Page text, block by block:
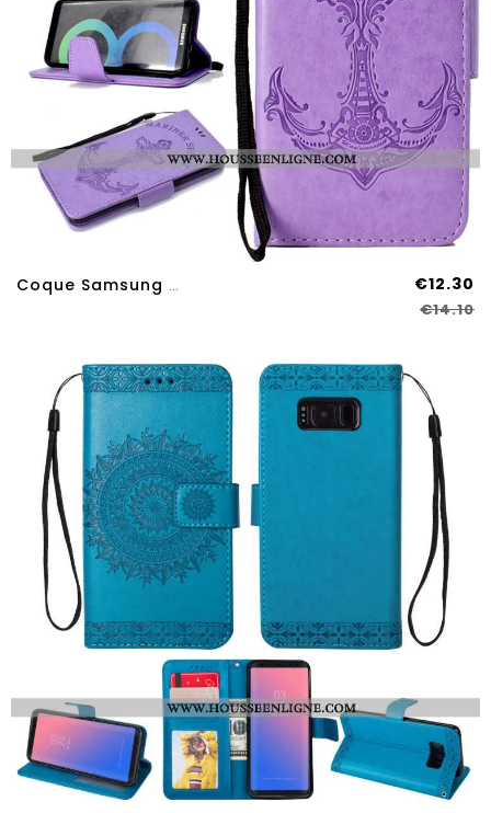
Coque Samsung Galaxy S8 Portefeuille Cuir Carte Housse Tout Compris Support Violet €12.30
€14.10